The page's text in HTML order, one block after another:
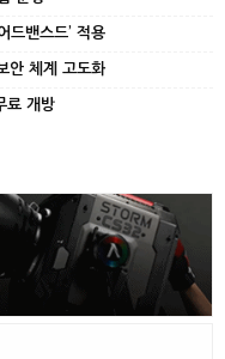
드밴스드’ 적용
안 체계 고도화
료 개방